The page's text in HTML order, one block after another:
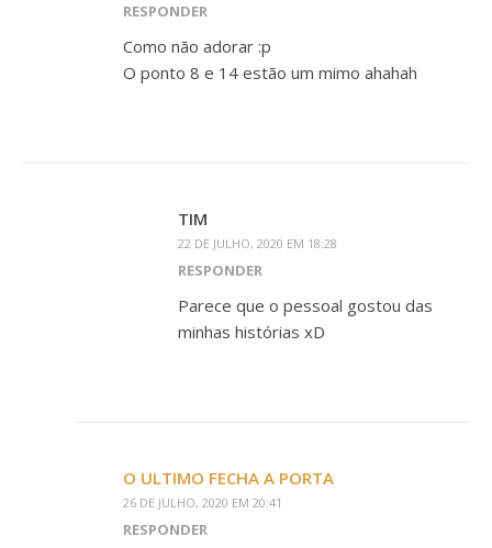
RESPONDER
Como não adorar :p
O ponto 8 e 14 estão um mimo ahahah
TIM
22 DE JULHO, 2020 EM 18:28
RESPONDER
Parece que o pessoal gostou das
minhas histórias xD
O ULTIMO FECHA A PORTA
26 DE JULHO, 2020 EM 20:41
RESPONDER